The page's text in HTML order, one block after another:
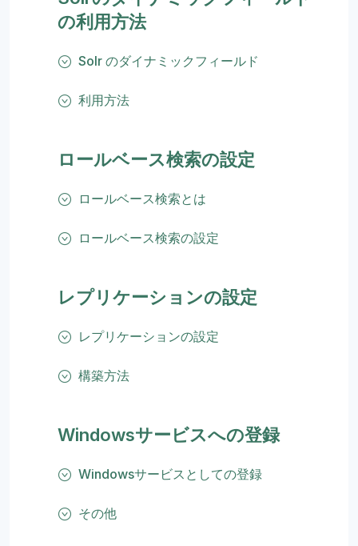
の利用方法
Solr のダイナミックフィールド
利用方法
ロールベース検索の設定
ロールベース検索とは
ロールベース検索の設定
レプリケーションの設定
レプリケーションの設定
構築方法
Windowsサービスへの登録
Windowsサービスとしての登録
その他